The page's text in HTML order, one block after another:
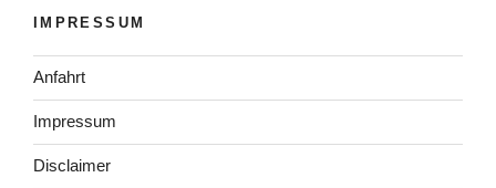
IMPRESSUM
Anfahrt
Impressum
Disclaimer